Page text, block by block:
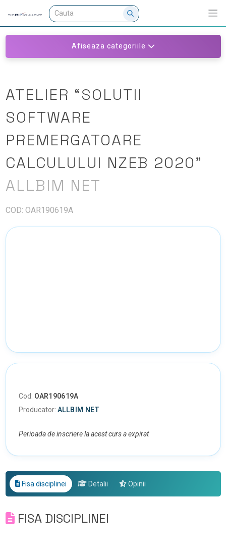
Afiseaza categoriile
ATELIER “SOLUTII
SOFTWARE
PREMERGATOARE
CALCULULUI NZEB 2020”
ALLBIM NET
COD: OAR190619A
Cod: OAR190619A
Producator: ALLBIM NET
Perioada de inscriere la acest curs a expirat
Fisa disciplinei Detalii Opinii
FISA DISCIPLINEI